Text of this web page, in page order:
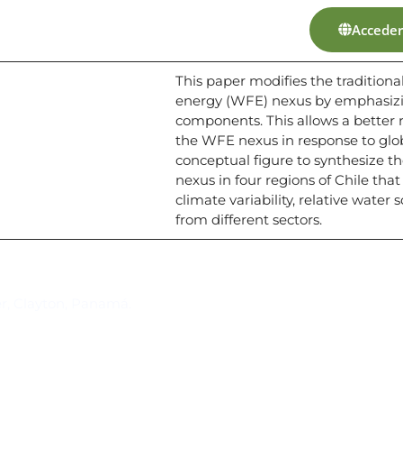
This paper modifies the
energy (WFE) nexus by
components. This allows a
the WFE nexus in response to
conceptual figure to synthesize
nexus in four regions of Chile
climate variability, relative water
from different sectors.